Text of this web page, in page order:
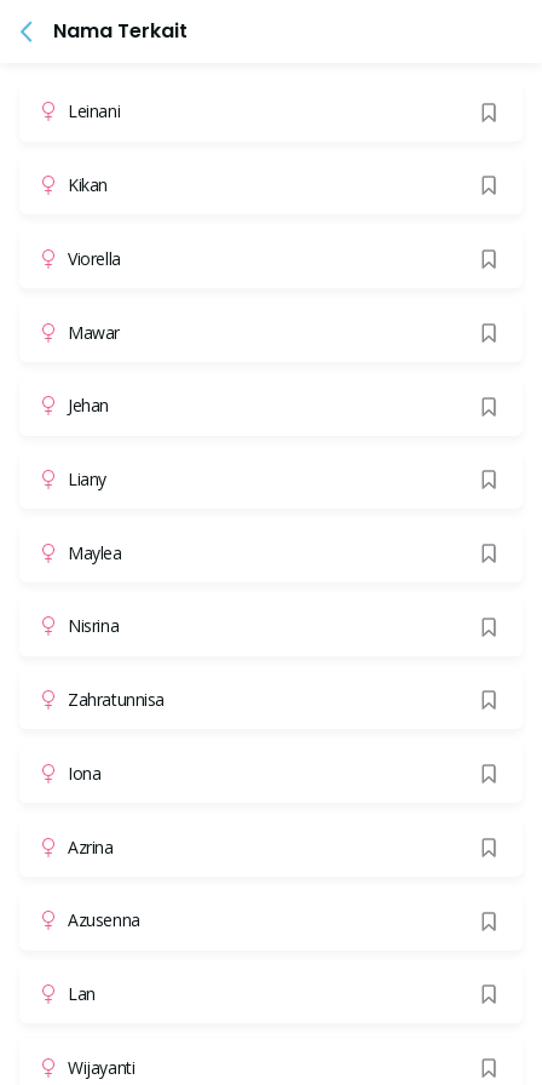
Nama Terkait
Leinani
Kikan
Viorella
Mawar
Jehan
Liany
Maylea
Nisrina
Zahratunnisa
Iona
Azrina
Azusenna
Lan
Wijayanti